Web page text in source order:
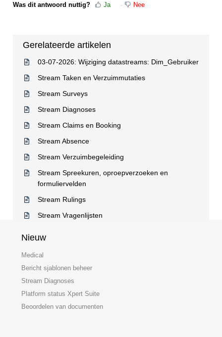
Was dit antwoord nuttig? Ja Nee
Gerelateerde artikelen
03-07-2026: Wijziging datastreams: Dim_Gebruiker
Stream Taken en Verzuimmutaties
Stream Surveys
Stream Diagnoses
Stream Claims en Booking
Stream Absence
Stream Verzuimbegeleiding
Stream Spreekuren, oproepverzoeken en
formuliervelden
Stream Rulings
Stream Vragenlijsten
Nieuw
Medical
Bericht sjablonen beheer
Stream Diagnoses
Platform status Xpert Suite
Beoordelen van documenten